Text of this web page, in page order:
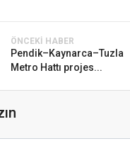
ÖNCEKI HABER
Pendik–Kaynarca–Tuzla
Metro Hattı projes...